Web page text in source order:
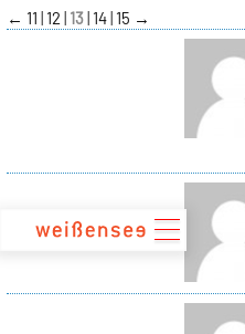
zum
Inhalt
← 11 12 13 14 15 →